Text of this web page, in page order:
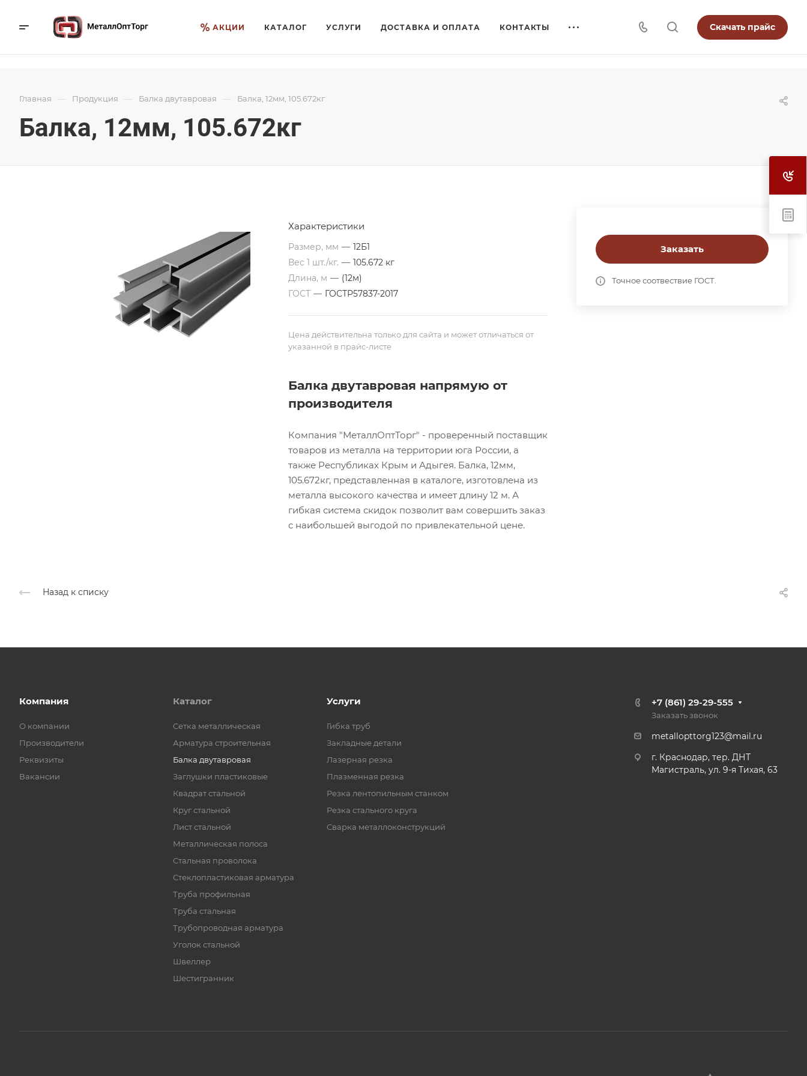
АКЦИИ КАТАЛОГ УСЛУГИ ДОСТАВКА И ОПЛАТА КОНТАКТЫ Скачать прайс
Главная — Продукция — Балка двутавровая — Балка, 12мм, 105.672кг
Балка, 12мм, 105.672кг
Заказать
Точное соотвествие ГОСТ.
Характеристики
Размер, мм — 12Б1
Вес 1 шт./кг. — 105.672 кг
Длина, м — (12м)
ГОСТ — ГОСТР57837-2017
Цена действительна только для сайта и может отличаться от
указанной в прайс-листе
Балка двутавровая напрямую от
производителя
Компания "МеталлОптТорг" - проверенный поставщик
товаров из металла на территории юга России, а
также Республиках Крым и Адыгея. Балка, 12мм,
105.672кг, представленная в каталоге, изготовлена из
металла высокого качества и имеет длину 12 м. А
гибкая система скидок позволит вам совершить заказ
с наибольшей выгодой по привлекательной цене.
Назад к списку
Компания
О компании
Производители
Реквизиты
Вакансии
Каталог
Cетка металлическая
Арматура строительная
Балка двутавровая
Заглушки пластиковые
Квадрат стальной
Круг стальной
Лист стальной
Металлическая полоса
Стальная проволока
Стеклопластиковая арматура
Труба профильная
Труба стальная
Трубопроводная арматура
Уголок стальной
Швеллер
Шестигранник
Услуги
Гибка труб
Закладные детали
Лазерная резка
Плазменная резка
Резка лентопильным станком
Резка стального круга
Сварка металлоконструкций
+7 (861) 29-29-555
Заказать звонок
metallopttorg123@mail.ru
г. Краснодар, тер. ДНТ
Магистраль, ул. 9-я Тихая, 63